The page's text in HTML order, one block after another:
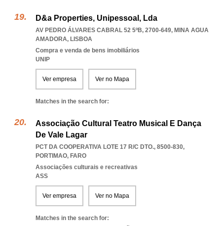
D&a Properties, Unipessoal, Lda
AV PEDRO ÁLVARES CABRAL 52 5ºB, 2700-649, MINA AGUA
AMADORA, LISBOA
Compra e venda de bens imobiliários
UNIP
Ver empresa Ver no Mapa
Matches in the search for:
Associação Cultural Teatro Musical E Dança
De Vale Lagar
PCT DA COOPERATIVA LOTE 17 R/C DTO., 8500-830,
PORTIMAO, FARO
Associações culturais e recreativas
ASS
Ver empresa Ver no Mapa
Matches in the search for: